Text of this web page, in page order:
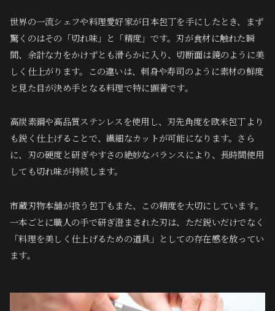
世界の一流シェフや料理愛好家が日本包丁を手にしたとき、まず
驚くのはその「切れ味」と「精度」です。刃が食材に触れた瞬
間、余計な力をかけずとも滑らかに入り、切断面は鏡のように美
しく仕上がります。この違いは、刺身や寿司のように素材の鮮度
と見た目が決め手となる料理で特に顕著です。
高炭素鋼や高品質ステンレスを使用し、刃先角度を欧米包丁より
も鋭く仕上げることで、繊細なカットが可能になります。さら
に、刃の硬度と研ぎやすさの絶妙なバランスにより、長時間使用
しても切れ味が持続します。
市蔵刃物本舗が扱う包丁もまた、この精度を大切にしています。
一本ごとに職人の手で研ぎ澄まされた刃は、ただ鋭いだけでなく
「料理を美しく仕上げるための道具」としての存在感を放ってい
ます。